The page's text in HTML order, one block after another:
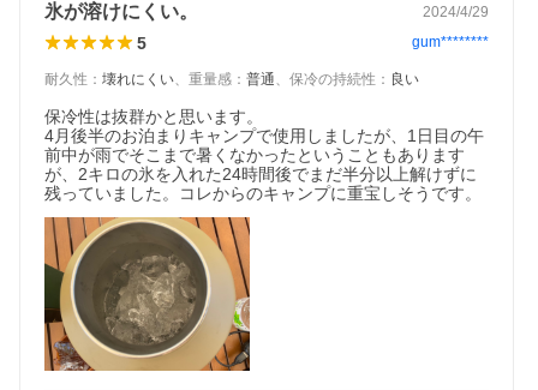
氷が溶けにくい。 2024/4/29
5 gum********
耐久性 ： 壊れにくい、 重量感 ： 普通、 保冷の持続性 ： 良い
保冷性は抜群かと思います。
4月後半のお泊まりキャンプで使用しましたが、1日目の午
前中が雨でそこまで暑くなかったということもあります
が、2キロの氷を入れた24時間後でまだ半分以上解けずに
残っていました。コレからのキャンプに重宝しそうです。